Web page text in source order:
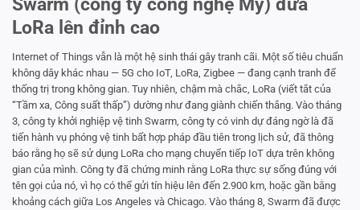
Swarm (công ty công nghệ Mỹ) đưa
LoRa lên đỉnh cao
Internet of Things vẫn là một hệ sinh thái gây tranh cãi. Một số tiêu chuẩn
không dây khác nhau — 5G cho IoT, LoRa, Zigbee — đang cạnh tranh để
thống trị trong không gian. Tuy nhiên, chậm mà chắc, LoRa (viết tắt của
“Tầm xa, Công suất thấp”) dường như đang giành chiến thắng. Vào tháng
3, công ty khởi nghiệp vệ tinh Swarm, công ty có vinh dự đáng ngờ là đã
tiến hành vụ phóng vệ tinh bất hợp pháp đầu tiên trong lịch sử, đã thông
báo rằng họ sẽ sử dụng LoRa cho mạng chuyển tiếp IoT dựa trên không
gian của mình. Công ty đã chứng minh rằng LoRa thực sự sống đúng với
tên gọi của nó, vì họ có thể gửi tín hiệu lên đến 2.900 km, hoặc gần bằng
khoảng cách giữa Los Angeles và Chicago. Vào tháng 8, Swarm đã được